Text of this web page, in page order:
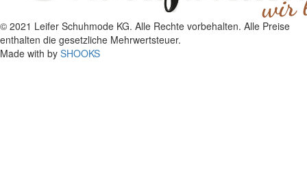
© 2021 Leifer Schuhmode KG. Alle Rechte vorbehalten. Alle Preise
enthalten die gesetzliche Mehrwertsteuer.
Made with by SHOOKS